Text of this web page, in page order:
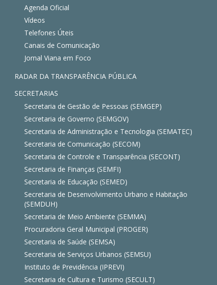
Agenda Oficial
Vídeos
Telefones Úteis
Canais de Comunicação
Jornal Viana em Foco
RADAR DA TRANSPARÊNCIA PÚBLICA
SECRETARIAS
Secretaria de Gestão de Pessoas (SEMGEP)
Secretaria de Governo (SEMGOV)
Secretaria de Administração e Tecnologia (SEMATEC)
Secretaria de Comunicação (SECOM)
Secretaria de Controle e Transparência (SECONT)
Secretaria de Finanças (SEMFI)
Secretaria de Educação (SEMED)
Secretaria de Desenvolvimento Urbano e Habitação
(SEMDUH)
Secretaria de Meio Ambiente (SEMMA)
Procuradoria Geral Municipal (PROGER)
Secretaria de Saúde (SEMSA)
Secretaria de Serviços Urbanos (SEMSU)
Instituto de Previdência (IPREVI)
Secretaria de Cultura e Turismo (SECULT)